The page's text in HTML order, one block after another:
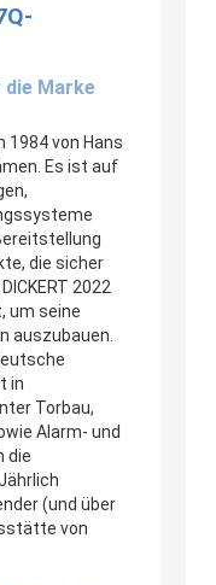
die Marke
1984 von Hans
Es ist auf
die sicher
2022
um seine
auszubauen.
in
Torbau,
Alarm- und
die
(und über
von